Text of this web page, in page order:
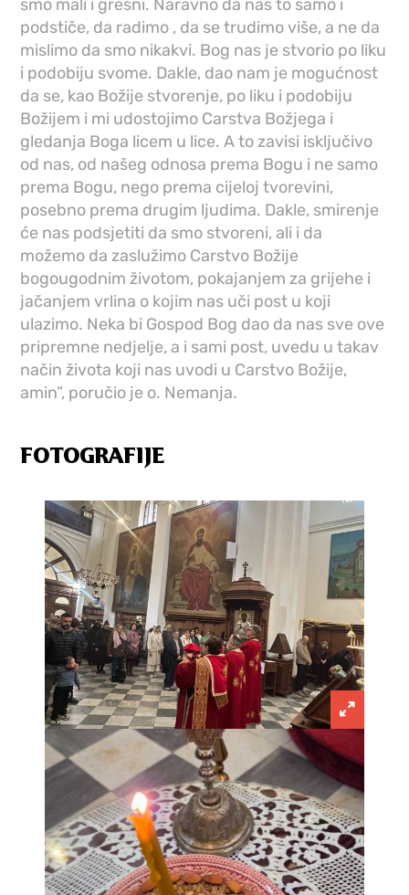
smo mali i grešni. Naravno da nas to samo i
podstiče, da radimo , da se trudimo više, a ne da
mislimo da smo nikakvi. Bog nas je stvorio po liku
i podobiju svome. Dakle, dao nam je mogućnost
da se, kao Božije stvorenje, po liku i podobiju
Božijem i mi udostojimo Carstva Božjega i
gledanja Boga licem u lice. A to zavisi isključivo
od nas, od našeg odnosa prema Bogu i ne samo
prema Bogu, nego prema cijeloj tvorevini,
posebno prema drugim ljudima. Dakle, smirenje
će nas podsjetiti da smo stvoreni, ali i da
možemo da zaslužimo Carstvo Božije
bogougodnim životom, pokajanjem za grijehe i
jačanjem vrlina o kojim nas uči post u koji
ulazimo. Neka bi Gospod Bog dao da nas sve ove
pripremne nedjelje, a i sami post, uvedu u takav
način života koji nas uvodi u Carstvo Božije,
amin”, poručio je o. Nemanja.
FOTOGRAFIJE